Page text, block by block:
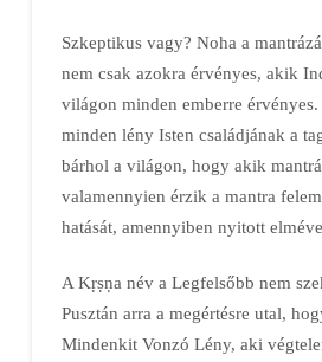
Szkeptikus vagy? Noha a
nem csak azokra érvényes, akik
világon minden emberre érvényes.
minden lény Isten családjának a
bárhol a világon, hogy akik
valamennyien érzik a mantra
hatását, amennyiben nyitott
A Kṛṣṇa név a Legfelsőbb nem
Pusztán arra a megértésre utal,
Mindenkit Vonzó Lény, aki